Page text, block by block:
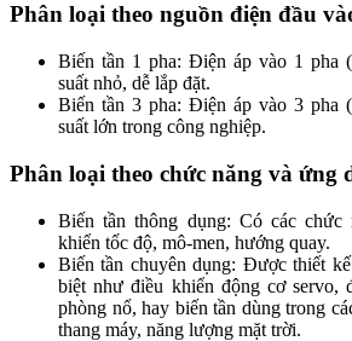
Phân loại theo nguồn điện đầu
Biến tần 1 pha: Điện áp vào 1 pha
suất nhỏ, dễ lắp đặt.
Biến tần 3 pha: Điện áp vào 3 pha
suất lớn trong công nghiệp.
Phân loại theo chức năng và ứng
Biến tần thông dụng: Có các chức
khiển tốc độ, mô-men, hướng quay.
Biến tần chuyên dụng: Được thiết
biệt như điều khiển động cơ servo,
phòng nổ, hay biến tần dùng trong
thang máy, năng lượng mặt trời.